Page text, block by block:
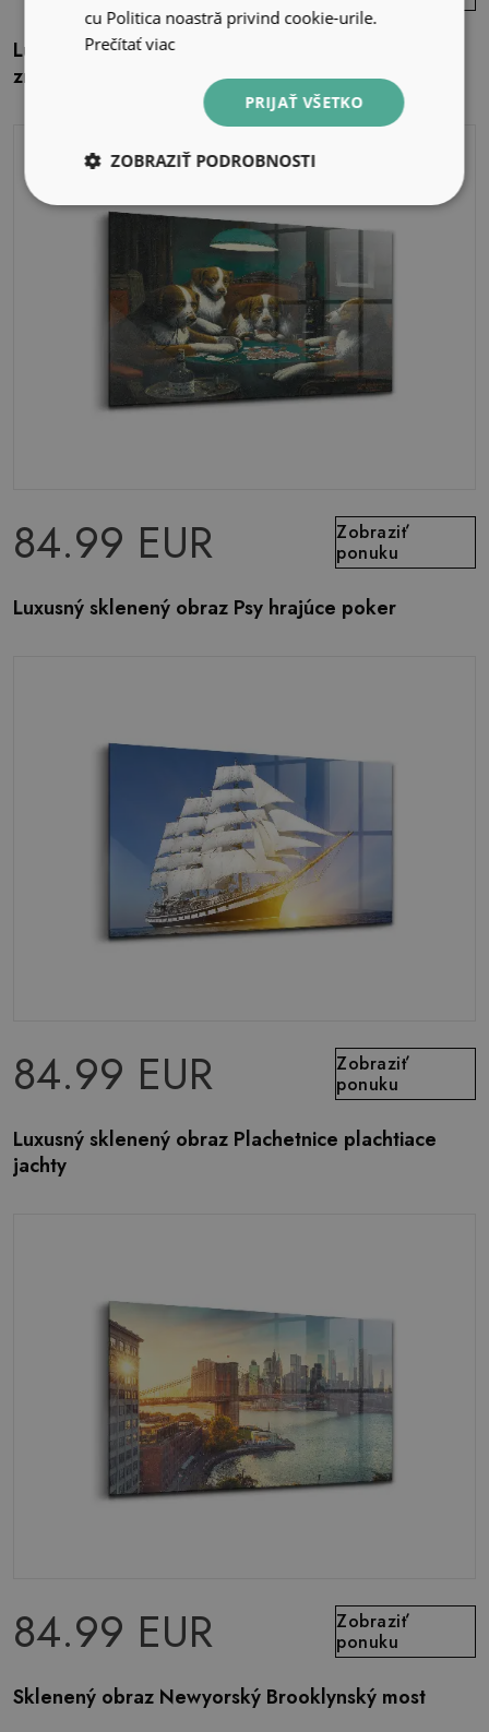
Luxusný sklenený obraz Labute usporiadané na
znak lásky
84.99 EUR
Zobraziť
ponuku
Luxusný sklenený obraz Psy hrajúce poker
84.99 EUR
Zobraziť
ponuku
Luxusný sklenený obraz Plachetnice plachtiace
jachty
84.99 EUR
Zobraziť
ponuku
Sklenený obraz Newyorský Brooklynský most
cu Politica noastră privind cookie-urile.
Prečítať viac
PRIJAŤ VŠETKO
ZOBRAZIŤ PODROBNOSTI